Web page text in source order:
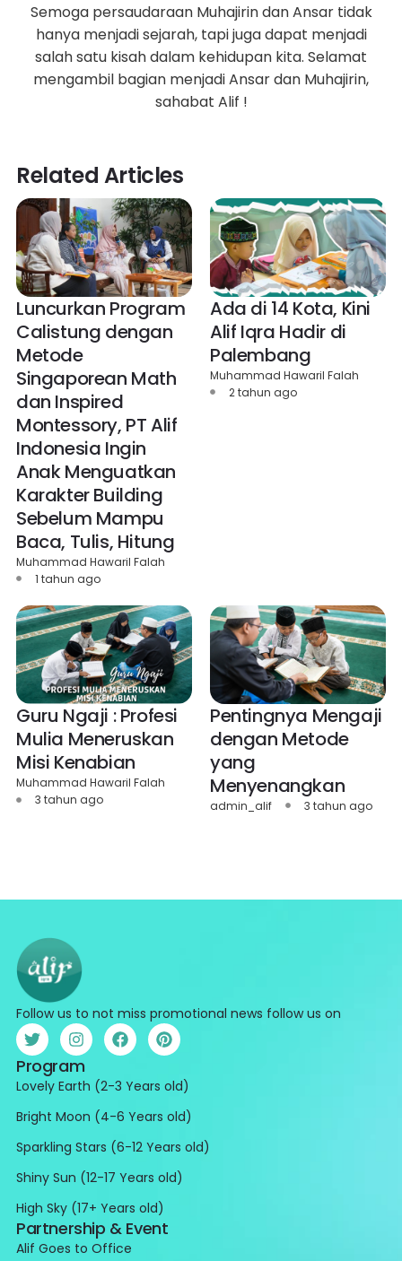
Semoga persaudaraan Muhajirin dan Ansar tidak
hanya menjadi sejarah, tapi juga dapat menjadi
salah satu kisah dalam kehidupan kita. Selamat
mengambil bagian menjadi Ansar dan Muhajirin,
sahabat Alif !
Related Articles
Luncurkan Program
Calistung dengan
Metode
Singaporean Math
dan Inspired
Montessory, PT Alif
Indonesia Ingin
Anak Menguatkan
Karakter Building
Sebelum Mampu
Baca, Tulis, Hitung
Muhammad Hawaril Falah
1 tahun ago
Ada di 14 Kota, Kini
Alif Iqra Hadir di
Palembang
Muhammad Hawaril Falah
2 tahun ago
Guru Ngaji : Profesi
Mulia Meneruskan
Misi Kenabian
Muhammad Hawaril Falah
3 tahun ago
Pentingnya Mengaji
dengan Metode
yang
Menyenangkan
admin_alif 3 tahun ago
Follow us to not miss promotional news follow us on
Program
Lovely Earth (2-3 Years old)
Bright Moon (4-6 Years old)
Sparkling Stars (6-12 Years old)
Shiny Sun (12-17 Years old)
High Sky (17+ Years old)
Partnership & Event
Alif Goes to Office